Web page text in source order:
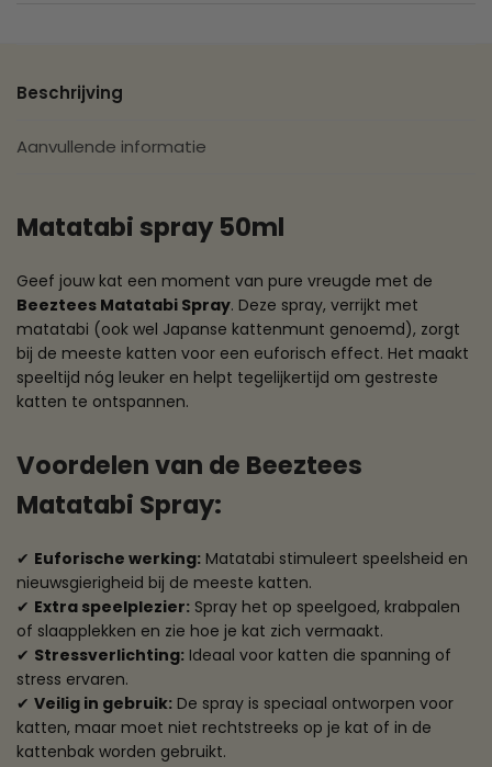
Beschrijving
Aanvullende informatie
Matatabi spray 50ml
Geef jouw kat een moment van pure vreugde met de
Beeztees Matatabi Spray. Deze spray, verrijkt met
matatabi (ook wel Japanse kattenmunt genoemd), zorgt
bij de meeste katten voor een euforisch effect. Het maakt
speeltijd nóg leuker en helpt tegelijkertijd om gestreste
katten te ontspannen.
Voordelen van de Beeztees
Matatabi Spray:
✔ Euforische werking: Matatabi stimuleert speelsheid en
nieuwsgierigheid bij de meeste katten.
✔ Extra speelplezier: Spray het op speelgoed, krabpalen
of slaapplekken en zie hoe je kat zich vermaakt.
✔ Stressverlichting: Ideaal voor katten die spanning of
stress ervaren.
✔ Veilig in gebruik: De spray is speciaal ontworpen voor
katten, maar moet niet rechtstreeks op je kat of in de
kattenbak worden gebruikt.